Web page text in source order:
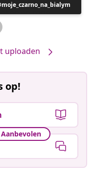
Bericht
gepubliceerd
door
moje_czarno_na_bialym
uploaden
op!
Aanbevolen